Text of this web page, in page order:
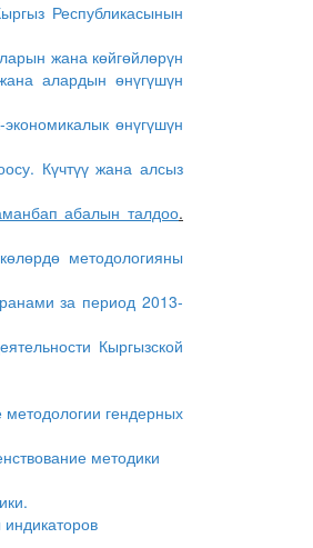
Республикасынын
жана көйгөйлөрүн
алардынөнүгүшүн
өнүгүшүн
Күчтүү жана алсыз
абалын талдоо.
методологияны
за период 2013-
Кыргызской
методологии гендерных
методики